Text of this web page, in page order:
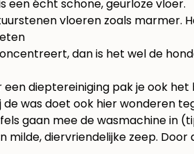
een écht schone, geurloze vloer.
vloeren zoals marmer.
dan is het wel de
dieptereiniging pak je ook
was doet ook hier wonderen
gaan mee de wasmachine in
milde, diervriendelijke zeep.